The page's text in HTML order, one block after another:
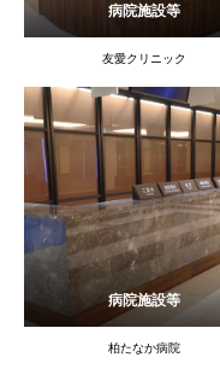
病院施設等
友愛クリニック
病院施設等
柏たなか病院